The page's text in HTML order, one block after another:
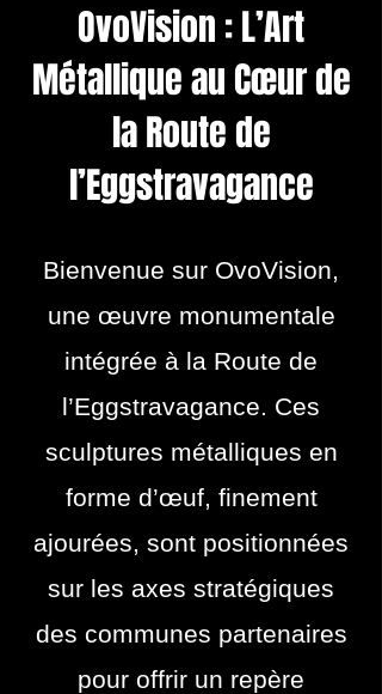
OvoVision : L’Art
Métallique au Cœur de
la Route de
l’Eggstravagance
Bienvenue sur OvoVision,
une œuvre monumentale
intégrée à la Route de
l’Eggstravagance. Ces
sculptures métalliques en
forme d’œuf, finement
ajourées, sont positionnées
sur les axes stratégiques
des communes partenaires
pour offrir un repère